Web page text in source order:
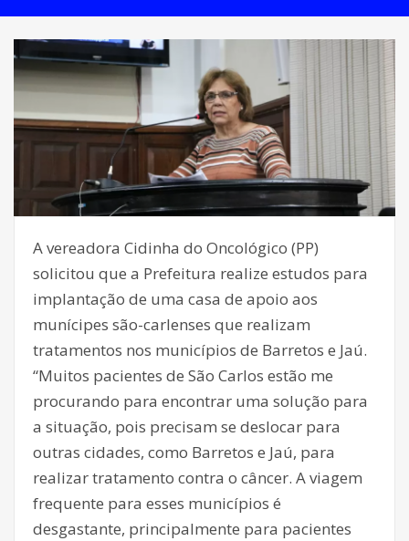
A vereadora Cidinha do Oncológico (PP)
solicitou que a Prefeitura realize estudos para
implantação de uma casa de apoio aos
munícipes são-carlenses que realizam
tratamentos nos municípios de Barretos e Jaú.
“Muitos pacientes de São Carlos estão me
procurando para encontrar uma solução para
a situação, pois precisam se deslocar para
outras cidades, como Barretos e Jaú, para
realizar tratamento contra o câncer. A viagem
frequente para esses municípios é
desgastante, principalmente para pacientes